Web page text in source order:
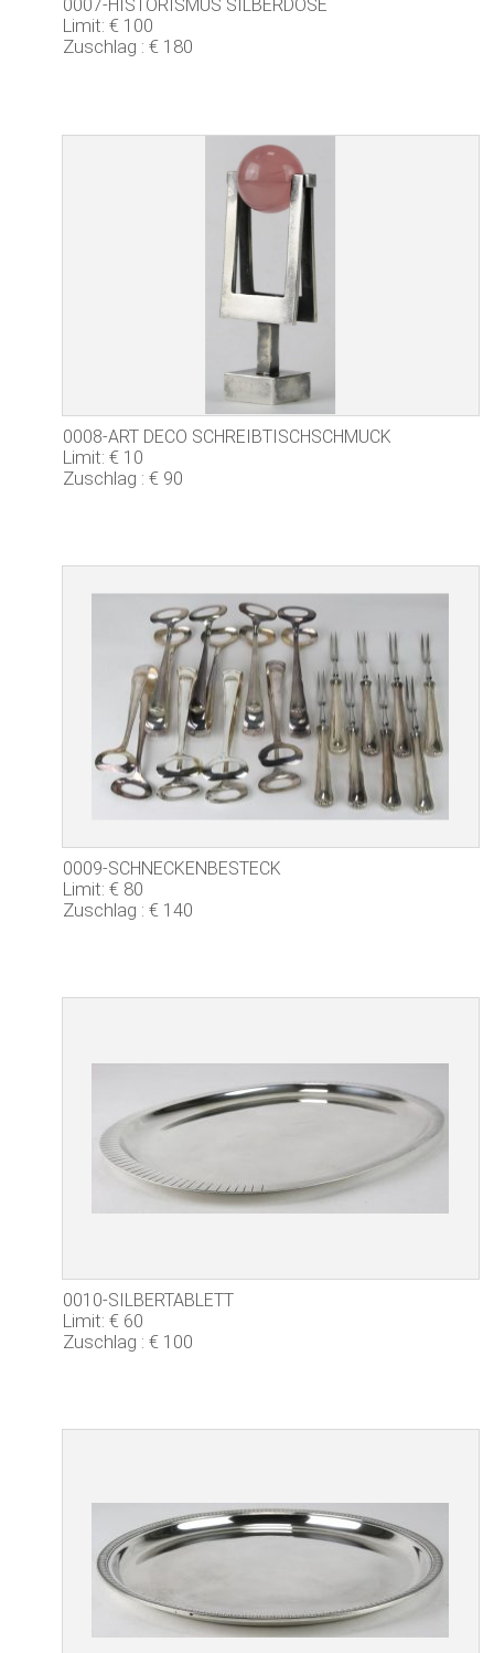
0007-HISTORISMUS SILBERDOSE
Limit: € 100
Zuschlag : € 180
0008-ART DECO SCHREIBTISCHSCHMUCK
Limit: € 10
Zuschlag : € 90
0009-SCHNECKENBESTECK
Limit: € 80
Zuschlag : € 140
0010-SILBERTABLETT
Limit: € 60
Zuschlag : € 100